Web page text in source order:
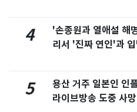
4
'손종원과 열애설 해
리서 '진짜 연인'과
5
용산 거주 일본인 인
라이브방송 도중 사망